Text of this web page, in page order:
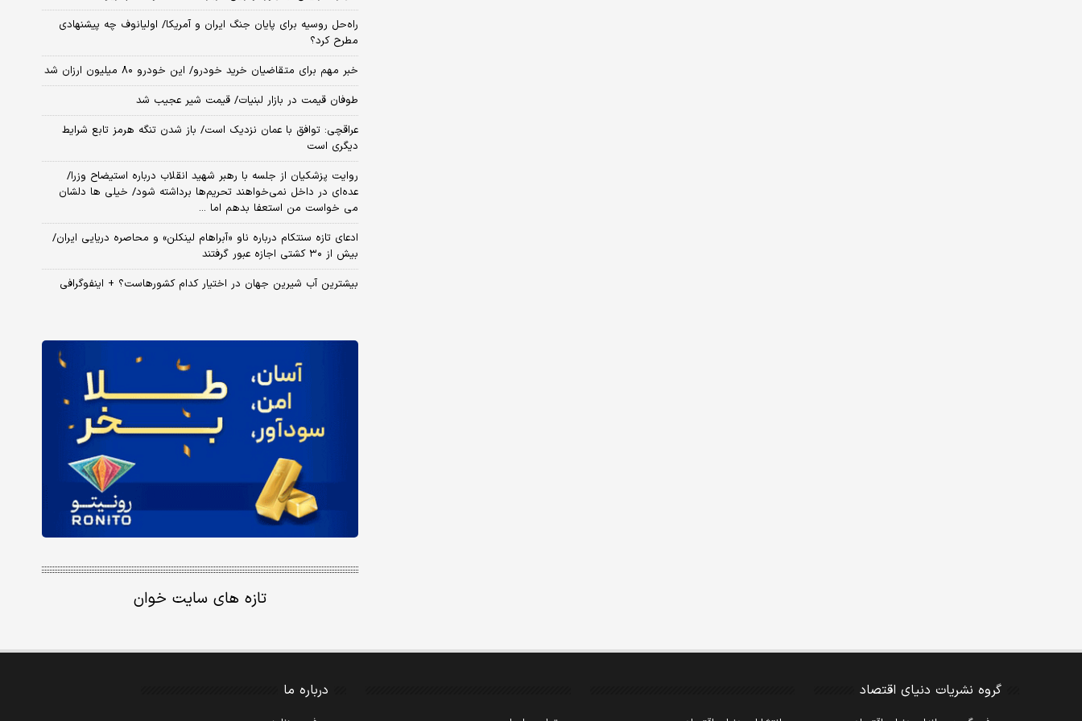
راه‌حل روسیه برای پایان جنگ ایران و آمریکا/ اولیانوف چه پیشنهادی
مطرح کرد؟
خبر مهم برای متقاضیان خرید خودرو/ این خودرو ۸۰ میلیون ارزان شد
طوفان قیمت در بازار لبنیات/ قیمت شیر عجیب شد
عراقچی: توافق با عمان نزدیک است/ باز شدن تنگه هرمز تابع شرایط
دیگری است
روایت پزشکیان از جلسه با رهبر شهید انقلاب درباره استیضاح وزرا/
عده‌ای در داخل نمی‌خواهند تحریم‌ها برداشته شود/ خیلی ها دلشان
می خواست من استعفا بدهم اما ...
ادعای تازه سنتکام درباره ناو «آبراهام لینکلن» و محاصره دریایی ایران/
بیش از ۳۰ کشتی اجازه عبور گرفتند
بیشترین آب شیرین جهان در اختیار کدام کشورهاست؟ + اینفوگرافی
تازه های سایت خوان
گروه نشریات دنیای اقتصاد درباره ما